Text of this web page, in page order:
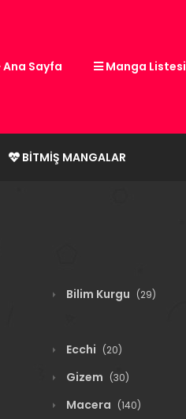
Ana Sayfa Manga Listesi
BITMIŞ MANGALAR
Bilim Kurgu (29)
Ecchi (20)
Gizem (30)
Macera (140)